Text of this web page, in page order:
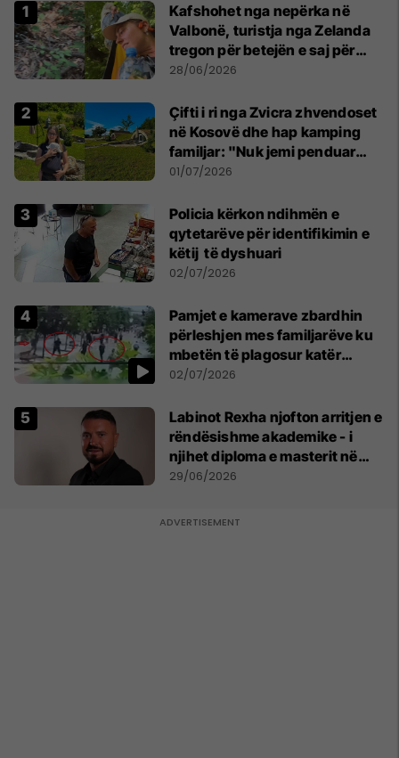
Kafshohet nga nepërka në
Valbonë, turistja nga Zelanda
tregon për betejën e saj për
mbijetesë
28/06/2026
Çifti i ri nga Zvicra zhvendoset
në Kosovë dhe hap kamping
familjar: "Nuk jemi penduar
asnjë ditë"
01/07/2026
Policia kërkon ndihmën e
qytetarëve për identifikimin e
këtij të dyshuari
02/07/2026
Pamjet e kamerave zbardhin
përleshjen mes familjarëve ku
mbetën të plagosur katër
persona
02/07/2026
Labinot Rexha njofton arritjen e
rëndësishme akademike - i
njihet diploma e masterit në
Psikologji në Zvicër
29/06/2026